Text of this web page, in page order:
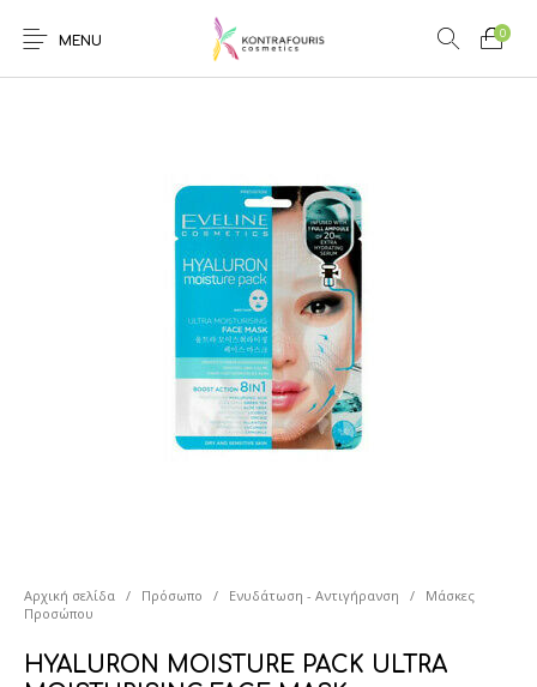
MENU
0
Αρχική σελίδα / Πρόσωπο / Ενυδάτωση - Αντιγήρανση /
Μάσκες
Προσώπου
HYALURON MOISTURE PACK ULTRA